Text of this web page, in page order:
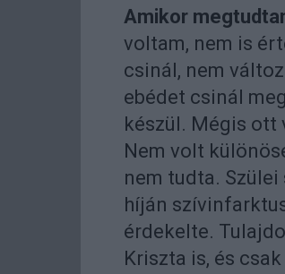
Amikor
voltam, nem is
csinál, nem
ebédet csinál
készül. Mégis ott
Nem volt
nem tudta.
híján
érdekelte.
Kriszta is, és